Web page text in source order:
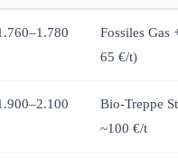
Fossiles Gas
65 €/t)
Bio-Treppe
~100 €/t